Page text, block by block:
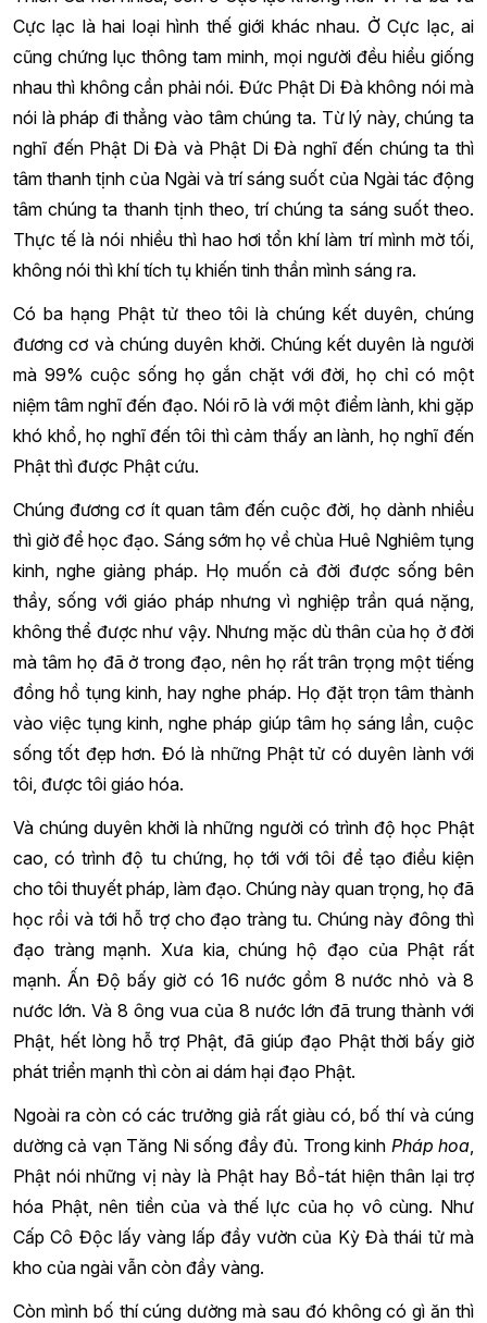
Cực lạc là hai loại hình thế giới khác nhau. Ở Cực lạc, ai
cũng chứng lục thông tam minh, mọi người đều hiểu giống
nhau thì không cần phải nói. Đức Phật Di Đà không nói mà
nói là pháp đi thẳng vào tâm chúng ta. Từ lý này, chúng ta
nghĩ đến Phật Di Đà và Phật Di Đà nghĩ đến chúng ta thì
tâm thanh tịnh của Ngài và trí sáng suốt của Ngài tác động
tâm chúng ta thanh tịnh theo, trí chúng ta sáng suốt theo.
Thực tế là nói nhiều thì hao hơi tổn khí làm trí mình mờ tối,
không nói thì khí tích tụ khiến tinh thần mình sáng ra.
Có ba hạng Phật tử theo tôi là chúng kết duyên, chúng
đương cơ và chúng duyên khởi. Chúng kết duyên là người
mà 99% cuộc sống họ gắn chặt với đời, họ chỉ có một
niệm tâm nghĩ đến đạo. Nói rõ là với một điểm lành, khi gặp
khó khổ, họ nghĩ đến tôi thì cảm thấy an lành, họ nghĩ đến
Phật thì được Phật cứu.
Chúng đương cơ ít quan tâm đến cuộc đời, họ dành nhiều
thì giờ để học đạo. Sáng sớm họ về chùa Huê Nghiêm tụng
kinh, nghe giảng pháp. Họ muốn cả đời được sống bên
thầy, sống với giáo pháp nhưng vì nghiệp trần quá nặng,
không thể được như vậy. Nhưng mặc dù thân của họ ở đời
mà tâm họ đã ở trong đạo, nên họ rất trân trọng một tiếng
đồng hồ tụng kinh, hay nghe pháp. Họ đặt trọn tâm thành
vào việc tụng kinh, nghe pháp giúp tâm họ sáng lần, cuộc
sống tốt đẹp hơn. Đó là những Phật tử có duyên lành với
tôi, được tôi giáo hóa.
Và chúng duyên khởi là những người có trình độ học Phật
cao, có trình độ tu chứng, họ tới với tôi để tạo điều kiện
cho tôi thuyết pháp, làm đạo. Chúng này quan trọng, họ đã
học rồi và tới hỗ trợ cho đạo tràng tu. Chúng này đông thì
đạo tràng mạnh. Xưa kia, chúng hộ đạo của Phật rất
mạnh. Ấn Độ bấy giờ có 16 nước gồm 8 nước nhỏ và 8
nước lớn. Và 8 ông vua của 8 nước lớn đã trung thành với
Phật, hết lòng hỗ trợ Phật, đã giúp đạo Phật thời bấy giờ
phát triển mạnh thì còn ai dám hại đạo Phật.
Ngoài ra còn có các trưởng giả rất giàu có, bố thí và cúng
dường cả vạn Tăng Ni sống đầy đủ. Trong kinh Pháp hoa
Phật nói những vị này là Phật hay Bồ-tát hiện thân lại trợ
hóa Phật, nên tiền của và thế lực của họ vô cùng. Như
Cấp Cô Độc lấy vàng lấp đầy vườn của Kỳ Đà thái tử mà
kho của ngài vẫn còn đầy vàng.
Còn mình bố thí cúng dường mà sau đó không có gì ăn thì